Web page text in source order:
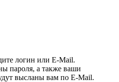
логин или E-Mail.
пароля, а также ваши
высланы вам по E-Mail.